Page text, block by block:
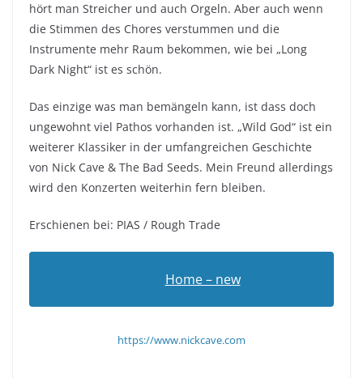
hört man Streicher und auch Orgeln. Aber auch wenn
die Stimmen des Chores verstummen und die
Instrumente mehr Raum bekommen, wie bei „Long
Dark Night“ ist es schön.
Das einzige was man bemängeln kann, ist dass doch
ungewohnt viel Pathos vorhanden ist. „Wild God“ ist ein
weiterer Klassiker in der umfangreichen Geschichte
von Nick Cave & The Bad Seeds. Mein Freund allerdings
wird den Konzerten weiterhin fern bleiben.
Erschienen bei: PIAS / Rough Trade
Home – new
https://www.nickcave.com